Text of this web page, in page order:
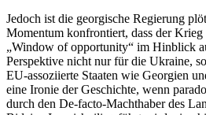
Jedoch ist die georgische Regierung
Momentum konfron­tiert, dass der
„Window of oppor­tunity“ im Hinblick
Perspektive nicht nur für die Ukraine,
EU-assozi­ierte Staaten wie Georgien
eine Ironie der Geschichte, wenn
durch den De-facto-Macht­haber des